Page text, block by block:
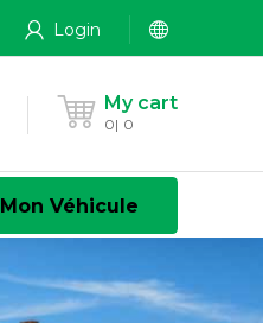
Login
My cart
0 0
Mon Véhicule